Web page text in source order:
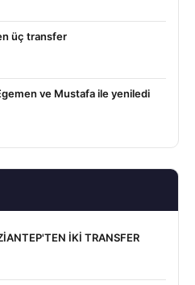
üç transfer
ve Mustafa ile yeniledi
İKİ TRANSFER